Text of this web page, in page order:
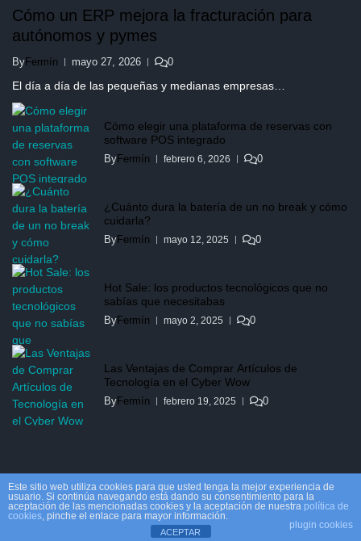
Cómo un ERP mejora la fracturación para
autónomos y pymes
ByFermín mayo 27, 2026 0
El día a día de las pequeñas y medianas empresas…
Cómo elegir una plataforma de reservas con
software POS integrado
ByFermín febrero 6, 2026 0
¿Cuánto dura la batería de un no break y cómo
cuidarla?
ByFermín mayo 12, 2025 0
Hot Sale: los productos tecnológicos que no
sabías que necesitabas
ByFermín mayo 2, 2025 0
Las Ventajas de Comprar Artículos de
Tecnología en el Cyber Wow
ByFermín febrero 19, 2025 0
Powered byEximious Magazine
Este sitio web utiliza cookies para que usted tenga la mejor experiencia de
usuario. Si continúa navegando está dando su consentimiento para la
aceptación de las mencionadas cookies y la aceptación de nuestra política de
cookies, pinche el enlace para mayor información.
plugin cookies
ACEPTAR